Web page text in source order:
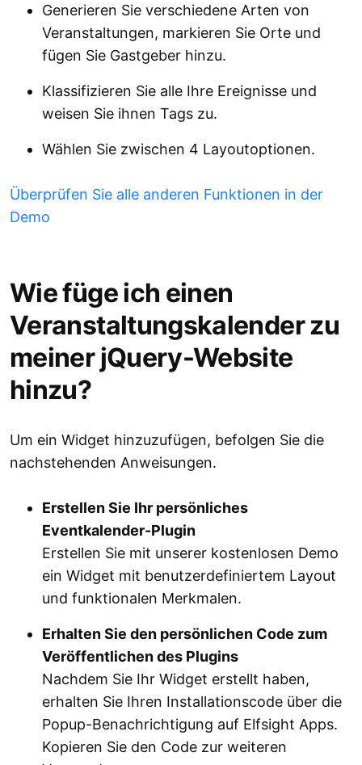
Generieren Sie verschiedene Arten von
Veranstaltungen, markieren Sie Orte und
fügen Sie Gastgeber hinzu.
Klassifizieren Sie alle Ihre Ereignisse und
weisen Sie ihnen Tags zu.
Wählen Sie zwischen 4 Layoutoptionen.
Überprüfen Sie alle anderen Funktionen in der
Demo
Wie füge ich einen
Veranstaltungskalender zu
meiner jQuery-Website
hinzu?
Um ein Widget hinzuzufügen, befolgen Sie die
nachstehenden Anweisungen.
Erstellen Sie Ihr persönliches
Eventkalender-Plugin
Erstellen Sie mit unserer kostenlosen Demo
ein Widget mit benutzerdefiniertem Layout
und funktionalen Merkmalen.
Erhalten Sie den persönlichen Code zum
Veröffentlichen des Plugins
Nachdem Sie Ihr Widget erstellt haben,
erhalten Sie Ihren Installationscode über die
Popup-Benachrichtigung auf Elfsight Apps.
Kopieren Sie den Code zur weiteren